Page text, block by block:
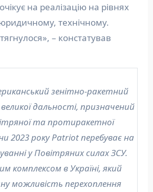
на реалізацію на рівнях
технічному.
– констатував
зенітно-ракетний
дальності, призначений
та протиракетної
2023 року Patriot перебуває на
у Повітряних силах ЗСУ.
комплексом в Україні, який
можливість перехоплення